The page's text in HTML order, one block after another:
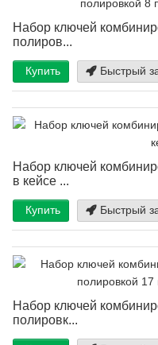
Набор ключей
полиров...
Купить Быстрый
Набор ключей
в кейсе ...
Купить Быстрый
Набор ключей
полировк...